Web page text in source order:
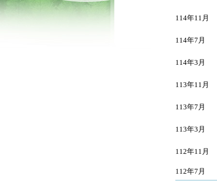
114年11月
114年7月
114年3月
113年11月
113年7月
113年3月
112年11月
112年7月